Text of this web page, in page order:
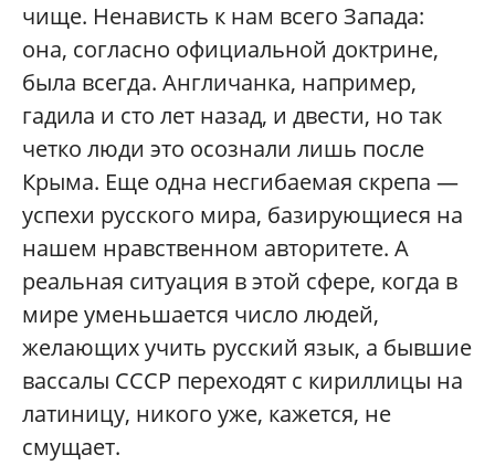
чище. Ненависть к нам всего Запада:
она, согласно официальной доктрине,
была всегда. Англичанка, например,
гадила и сто лет назад, и двести, но так
четко люди это осознали лишь после
Крыма. Еще одна несгибаемая скрепа —
успехи русского мира, базирующиеся на
нашем нравственном авторитете. А
реальная ситуация в этой сфере, когда в
мире уменьшается число людей,
желающих учить русский язык, а бывшие
вассалы СССР переходят с кириллицы на
латиницу, никого уже, кажется, не
смущает.